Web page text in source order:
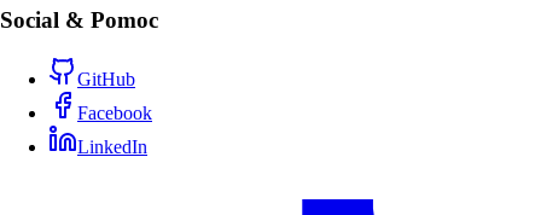
Social & Pomoc
GitHub
Facebook
LinkedIn